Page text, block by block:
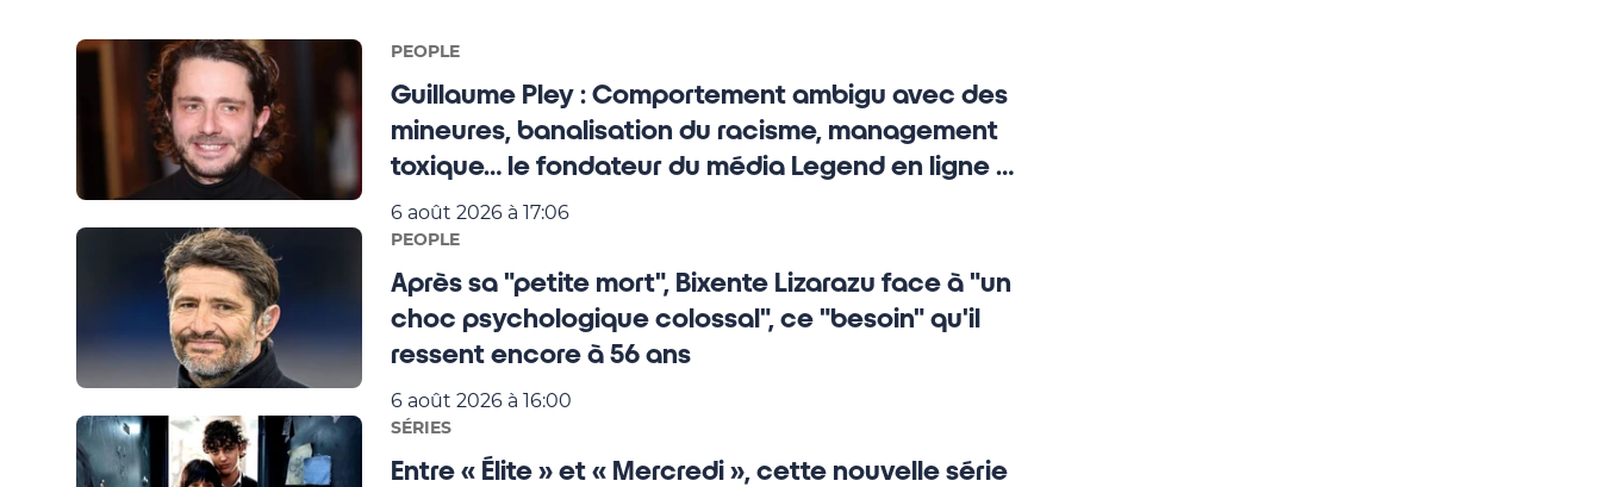
PEOPLE
Guillaume Pley : Comportement ambigu avec des
mineures, banalisation du racisme, management
toxique… le fondateur du média Legend en ligne de
mire !
6 août 2026 à 17:06
PEOPLE
Après sa "petite mort", Bixente Lizarazu face à "un
choc psychologique colossal", ce "besoin" qu'il
ressent encore à 56 ans
6 août 2026 à 16:00
SÉRIES
Entre « Élite » et « Mercredi », cette nouvelle série